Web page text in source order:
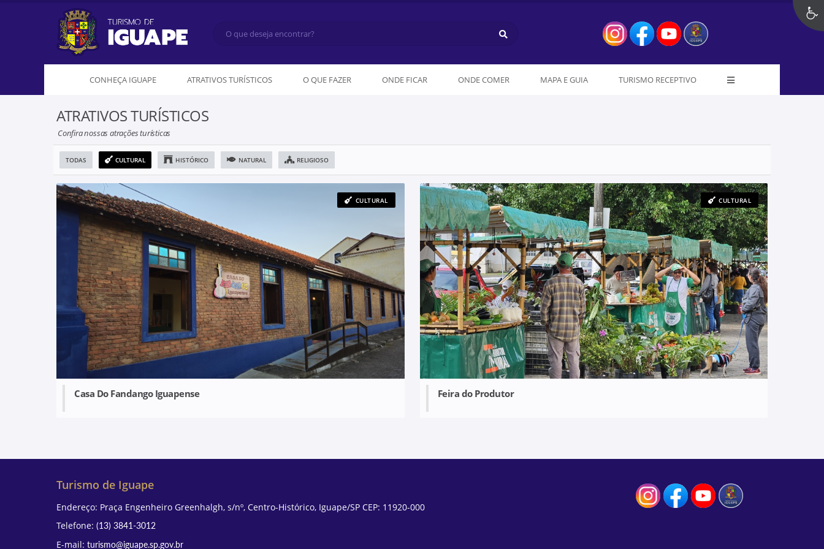
CONHEÇA IGUAPE ATRATIVOS TURÍSTICOS O QUE FAZER ONDE FICAR ONDE COMER MAPA E GUIA TURISMO RECEPTIVO
ATRATIVOS TURÍSTICOS
Confira nossas atrações turísticas
TODAS CULTURAL HISTÓRICO NATURAL RELIGIOSO
Casa Do Fandango Iguapense
CULTURAL
Feira do Produtor
CULTURAL
Turismo de Iguape
Endereço: Praça Engenheiro Greenhalgh, s/nº, Centro-Histórico, Iguape/SP CEP: 11920-000
Telefone: (13) 3841-3012
E-mail: turismo@iguape.sp.gov.br